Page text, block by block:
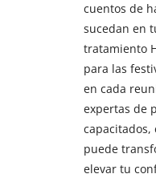
cuentos de
sucedan en
tratamiento
para las
en cada
expertas de
puede
elevar tu